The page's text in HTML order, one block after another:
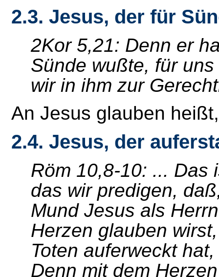
2.3. Jesus, der für
2Kor 5,21: Denn er
Sünde wußte, für
wir in ihm zur
An Jesus glauben
2.4. Jesus, der
Röm 10,8-10: ... Das
das wir predigen,
Mund Jesus als
Herzen glauben
Toten auferweckt
Denn mit dem